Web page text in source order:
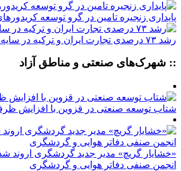
پایداری زنجیره تامین در گرو توسعه
رشد ۷۳ درصدی تجارت ایران و ترکیه در سایه محاصره دریایی
:: شهرک‌های صنعتی و مناطق آزاد
شتاب توسعه صنعتی در قزوین با افزایش
«خشایار گریچ» مدیر جدید گردشگری
انجمن صنفی دفاتر هوایی و گردشگری